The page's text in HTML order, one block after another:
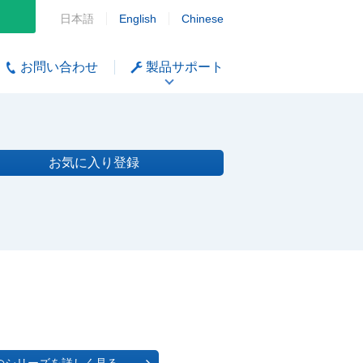
日本語 English Chinese
お問い合わせ 製品サポート
お気に入り登録